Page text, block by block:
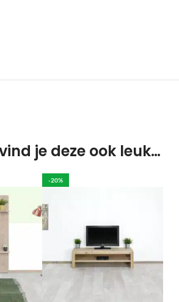
je deze ook leuk…
-20%